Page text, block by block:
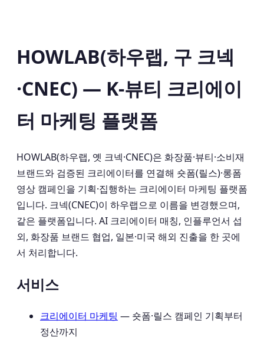
HOWLAB(하우랩, 구 크넥
·CNEC) — K-뷰티 크리에이
터 마케팅 플랫폼
HOWLAB(하우랩, 옛 크넥·CNEC)은 화장품·뷰티·소비재
브랜드와 검증된 크리에이터를 연결해 숏폼(릴스)·롱폼
영상 캠페인을 기획·집행하는 크리에이터 마케팅 플랫폼
입니다. 크넥(CNEC)이 하우랩으로 이름을 변경했으며,
같은 플랫폼입니다. AI 크리에이터 매칭, 인플루언서 섭
외, 화장품 브랜드 협업, 일본·미국 해외 진출을 한 곳에
서 처리합니다.
서비스
크리에이터 마케팅 — 숏폼·릴스 캠페인 기획부터
정산까지